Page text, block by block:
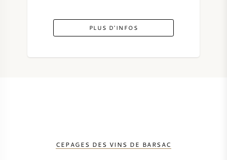
PLUS D'INFOS
CEPAGES DES VINS DE BARSAC